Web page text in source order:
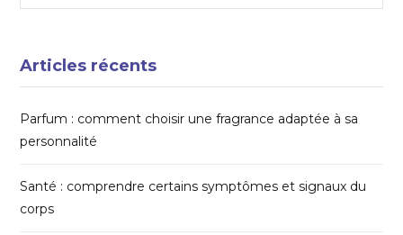
Articles récents
Parfum : comment choisir une fragrance adaptée à sa
personnalité
Santé : comprendre certains symptômes et signaux du
corps